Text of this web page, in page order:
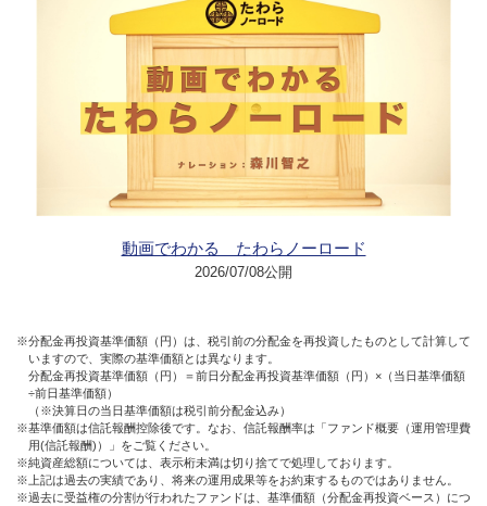
動画でわかる たわらノーロード
2026/07/08公開
※分配金再投資基準価額（円）は、税引前の分配金を再投資したものとして計算して
いますので、実際の基準価額とは異なります。
分配金再投資基準価額（円）＝前日分配金再投資基準価額（円）×（当日基準価額
÷前日基準価額）
（※決算日の当日基準価額は税引前分配金込み）
※基準価額は信託報酬控除後です。なお、信託報酬率は「ファンド概要（運用管理費
用(信託報酬)）」をご覧ください。
※純資産総額については、表示桁未満は切り捨てで処理しております。
※上記は過去の実績であり、将来の運用成果等をお約束するものではありません。
※過去に受益権の分割が行われたファンドは、基準価額（分配金再投資ベース）につ